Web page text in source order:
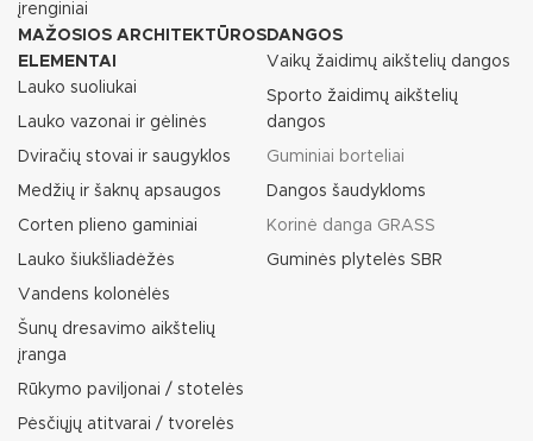
įrenginiai
MAŽOSIOS ARCHITEKTŪROS
ELEMENTAI
Lauko suoliukai
Lauko vazonai ir gėlinės
Dviračių stovai ir saugyklos
Medžių ir šaknų apsaugos
Corten plieno gaminiai
Lauko šiukšliadėžės
Vandens kolonėlės
Šunų dresavimo aikštelių
įranga
Rūkymo paviljonai / stotelės
Pėsčiųjų atitvarai / tvorelės
DANGOS
Vaikų žaidimų aikštelių dangos
Sporto žaidimų aikštelių
dangos
Guminiai borteliai
Dangos šaudykloms
Korinė danga GRASS
Guminės plytelės SBR